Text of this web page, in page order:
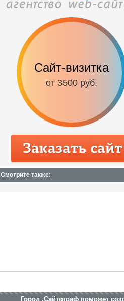
Сайт-визитка
от 3500 руб.
Смотрите также:
Город .Сайтограф поможет